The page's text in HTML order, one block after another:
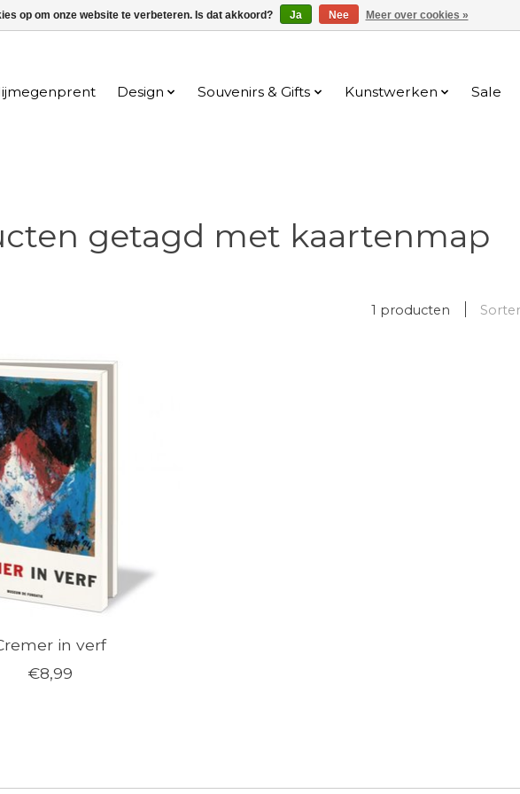
Design Souvenirs & Gifts Kunstwerken Sale
getagd met kaartenmap
1 producten
in verf
€8,99
op om onze website te verbeteren. Is dat akkoord? Ja Nee Meer over cookies »